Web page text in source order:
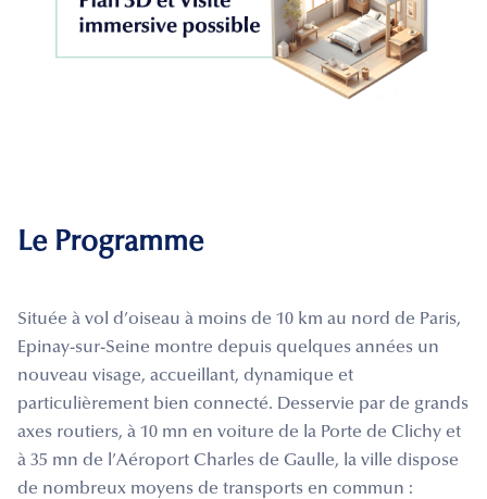
Le Programme
Située à vol d’oiseau à moins de 10 km au nord de Paris,
Epinay-sur-Seine montre depuis quelques années un
nouveau visage, accueillant, dynamique et
particulièrement bien connecté. Desservie par de grands
axes routiers, à 10 mn en voiture de la Porte de Clichy et
à 35 mn de l’Aéroport Charles de Gaulle, la ville dispose
de nombreux moyens de transports en commun :